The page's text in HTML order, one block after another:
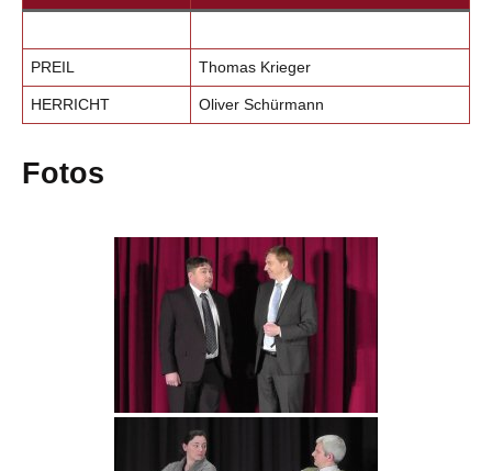
PREIL Thomas Krieger
HERRICHT Oliver Schürmann
Fotos